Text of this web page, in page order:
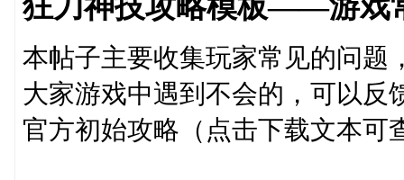
本帖子主要收集玩家常见的问题
大家游戏中遇到不会的，可以反
官方初始攻略（点击下载文本